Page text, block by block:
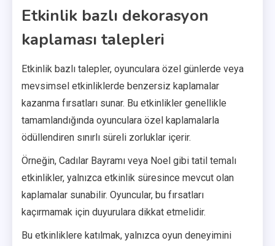
Etkinlik bazlı dekorasyon
kaplaması talepleri
Etkinlik bazlı talepler, oyunculara özel günlerde veya
mevsimsel etkinliklerde benzersiz kaplamalar
kazanma fırsatları sunar. Bu etkinlikler genellikle
tamamlandığında oyunculara özel kaplamalarla
ödüllendiren sınırlı süreli zorluklar içerir.
Örneğin, Cadılar Bayramı veya Noel gibi tatil temalı
etkinlikler, yalnızca etkinlik süresince mevcut olan
kaplamalar sunabilir. Oyuncular, bu fırsatları
kaçırmamak için duyurulara dikkat etmelidir.
Bu etkinliklere katılmak, yalnızca oyun deneyimini